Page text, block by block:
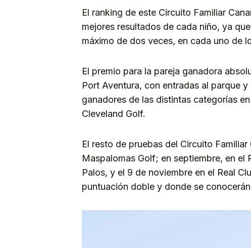
El ranking de este Circuito Familiar
mejores resultados de cada niño, ya
máximo de dos veces, en cada uno de
El premio para la pareja ganadora
Port Aventura, con entradas al parque
ganadores de las distintas categorías
Cleveland Golf.
El resto de pruebas del Circuito
Maspalomas Golf; en septiembre, en el
Palos, y el 9 de noviembre en el Real
puntuación doble y donde se